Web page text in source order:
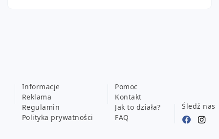
Informacje
Reklama
Regulamin
Polityka prywatności
Pomoc
Kontakt
Jak to działa?
FAQ
Śledź nas